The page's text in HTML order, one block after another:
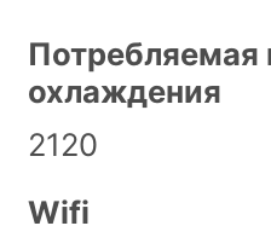
охлаждения
2120
Wifi